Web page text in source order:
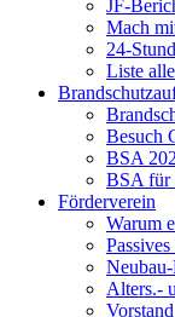
JF-
Mach
24-
Liste
Besuch
BSA
BSA für
Förderverein
Warum
Alters.-
Vorstand